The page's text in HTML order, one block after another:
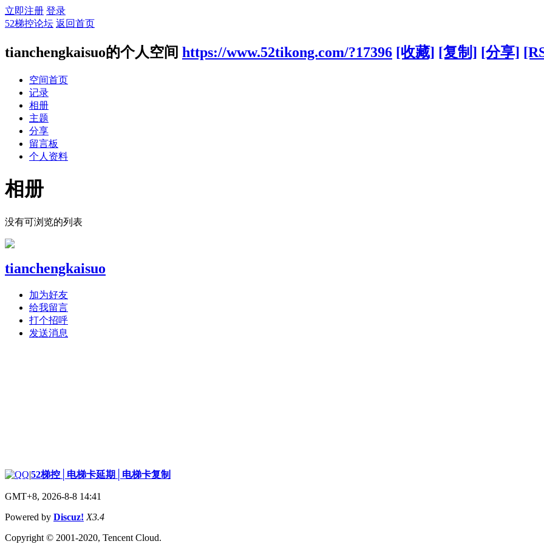
立即注册 登录
52梯控论坛 返回首页
tianchengkaisuo的个人空间 https://www.52tikong.com/?17396 [收藏] [复制] [分享]
空间首页
记录
相册
主题
分享
留言板
个人资料
相册
没有可浏览的列表
tianchengkaisuo
加为好友
给我留言
打个招呼
发送消息
|52梯控│电梯卡延期│电梯卡复制
GMT+8, 2026-8-8 14:41
Powered by Discuz! X3.4
Copyright © 2001-2020, Tencent Cloud.